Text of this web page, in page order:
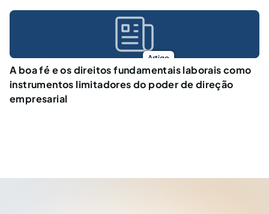
Artigo
A boa fé e os direitos fundamentais laborais como
instrumentos limitadores do poder de direção
empresarial